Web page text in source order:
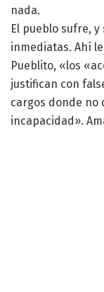
nada.
El pueblo sufre,
inmediatas. Ahí
Pueblito, «los
justifican con
cargos donde no
incapacidad».